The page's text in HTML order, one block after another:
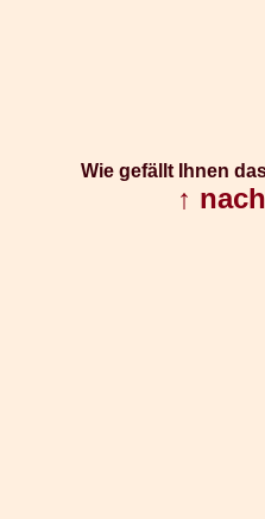
Wie gefällt Ihnen
↑